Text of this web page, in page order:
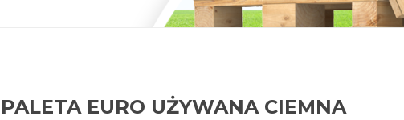
PALETA EURO UŻYWANA CIEMNA